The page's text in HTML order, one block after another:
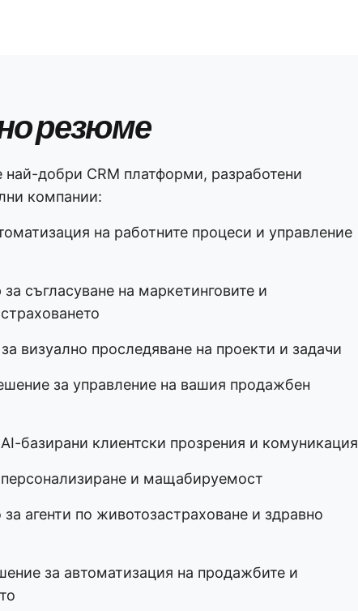
резюме
най-добри CRM платформи, разработени
компании:
на работните процеси и управление
съгласуване на маркетинговите и
визуално проследяване на проекти и задачи
за управление на вашия продажбен
базирани клиентски прозрения и комуникация
и мащабируемост
агенти по животозастраховане и здравно
за автоматизация на продажбите и